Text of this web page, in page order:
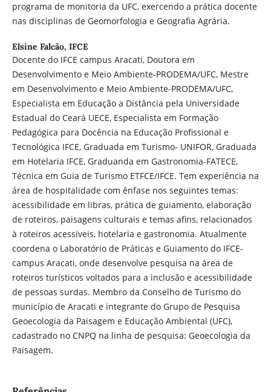
programa de monitoria da UFC, exercendo a prática docente
nas disciplinas de Geomorfologia e Geografia Agrária.
Elsine Falcão, IFCE
Docente do IFCE campus Aracati, Doutora em
Desenvolvimento e Meio Ambiente-PRODEMA/UFC, Mestre
em Desenvolvimento e Meio Ambiente-PRODEMA/UFC,
Especialista em Educação a Distância pela Universidade
Estadual do Ceará UECE, Especialista em Formação
Pedagógica para Docência na Educação Profissional e
Tecnológica IFCE, Graduada em Turismo- UNIFOR, Graduada
em Hotelaria IFCE, Graduanda em Gastronomia-FATECE,
Técnica em Guia de Turismo ETFCE/IFCE. Tem experiência na
área de hospitalidade com ênfase nos seguintes temas:
acessibilidade em libras, prática de guiamento, elaboração
de roteiros, paisagens culturais e temas afins, relacionados
à roteiros acessíveis, hotelaria e gastronomia. Atualmente
coordena o Laboratório de Práticas e Guiamento do IFCE-
campus Aracati, onde desenvolve pesquisa na área de
roteiros turísticos voltados para a inclusão e acessibilidade
de pessoas surdas. Membro da Conselho de Turismo do
município de Aracati e integrante do Grupo de Pesquisa
Geoecologia da Paisagem e Educação Ambiental (UFC),
cadastrado no CNPQ na linha de pesquisa: Geoecologia da
Paisagem.